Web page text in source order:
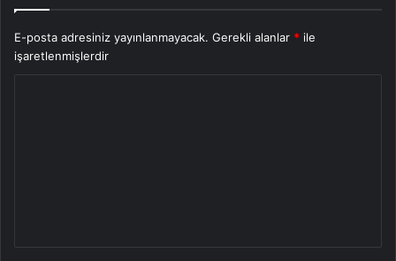
E-posta adresiniz yayınlanmayacak. Gerekli alanlar * ile
işaretlenmişlerdir